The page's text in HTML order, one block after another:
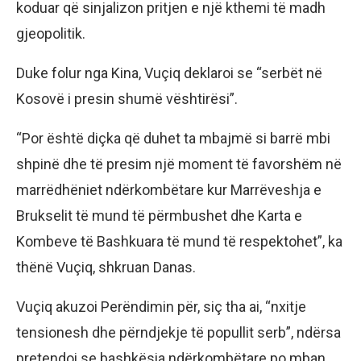
koduar që sinjalizon pritjen e një kthemi të madh
gjeopolitik.
Duke folur nga Kina, Vuçiq deklaroi se “serbët në
Kosovë i presin shumë vështirësi”.
“Por është diçka që duhet ta mbajmë si barrë mbi
shpinë dhe të presim një moment të favorshëm në
marrëdhëniet ndërkombëtare kur Marrëveshja e
Brukselit të mund të përmbushet dhe Karta e
Kombeve të Bashkuara të mund të respektohet”, ka
thënë Vuçiq, shkruan Danas.
Vuçiq akuzoi Perëndimin për, siç tha ai, “nxitje
tensionesh dhe përndjekje të popullit serb”, ndërsa